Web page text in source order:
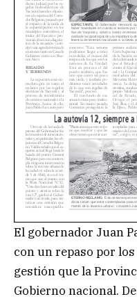
El gobernador Juan
con un repaso por
gestión que la
Gobierno nacional.